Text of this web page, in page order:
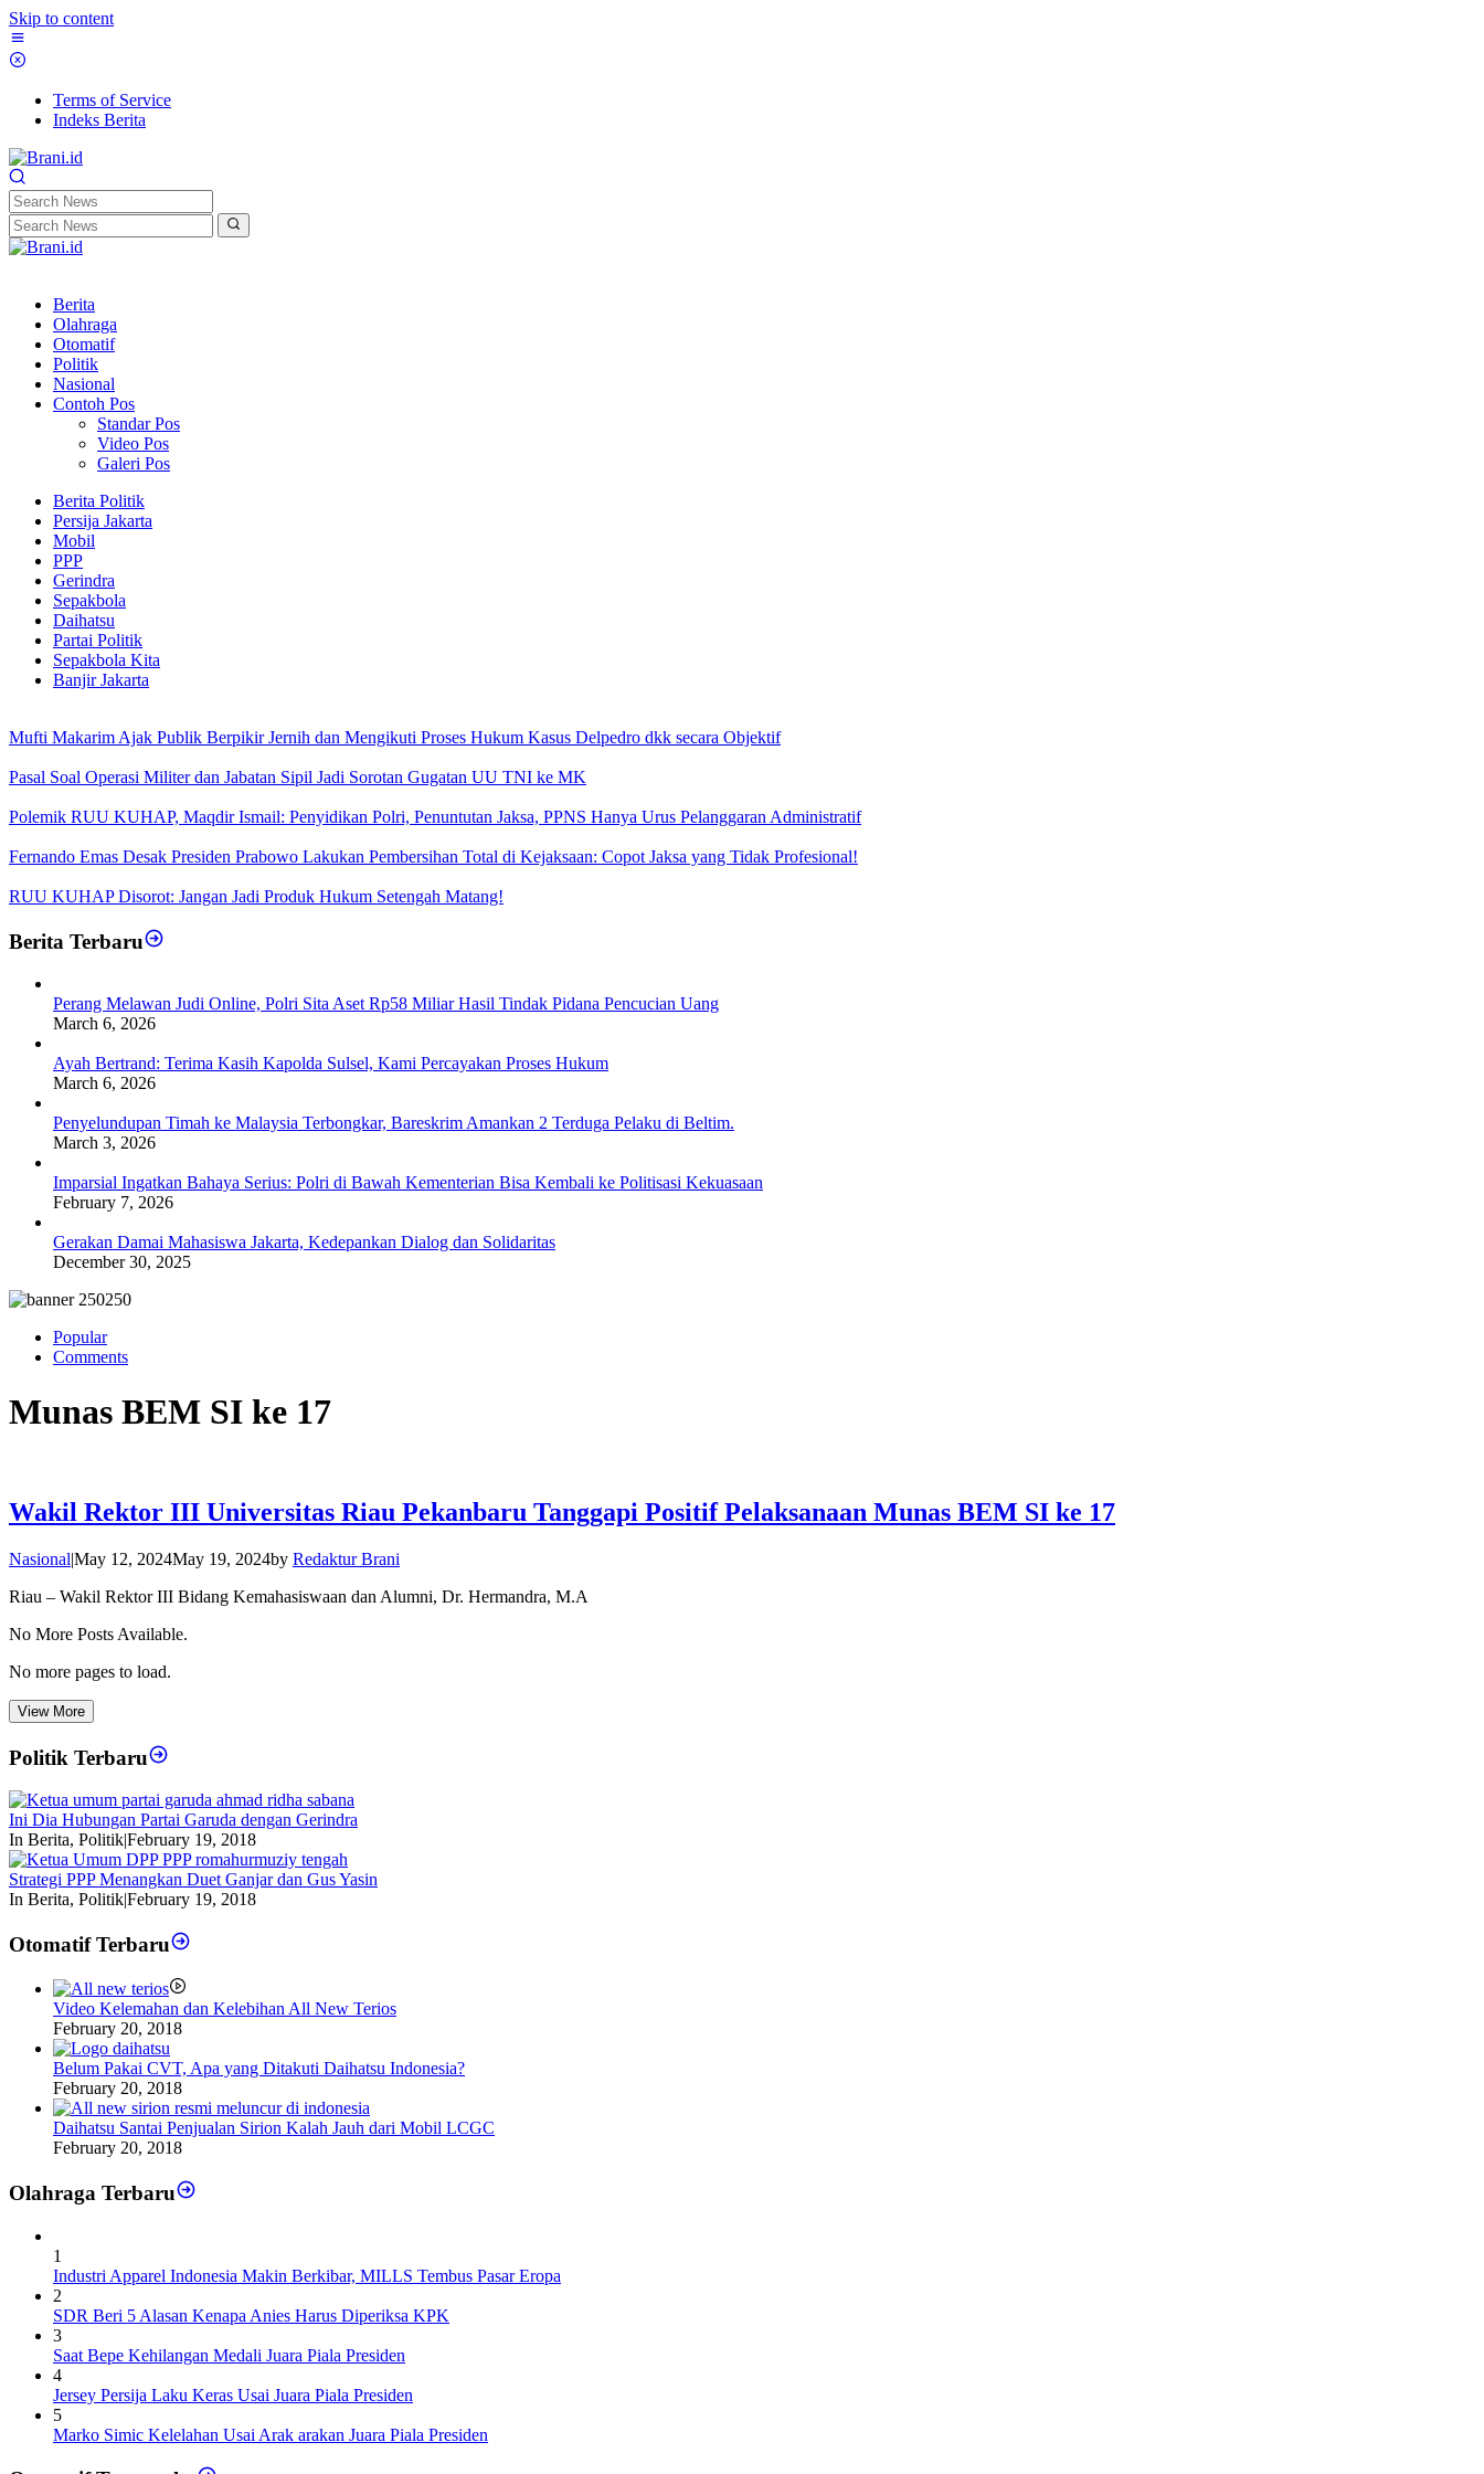
Skip to content
Terms of Service
Indeks Berita
Berita
Olahraga
Otomatif
Politik
Nasional
Contoh Pos
Standar Pos
Video Pos
Galeri Pos
Berita Politik
Persija Jakarta
Mobil
PPP
Gerindra
Sepakbola
Daihatsu
Partai Politik
Sepakbola Kita
Banjir Jakarta
Mufti Makarim Ajak Publik Berpikir Jernih dan Mengikuti Proses Hukum Kasus Delpedro dkk secara Objektif
Pasal Soal Operasi Militer dan Jabatan Sipil Jadi Sorotan Gugatan UU TNI ke MK
Polemik RUU KUHAP, Maqdir Ismail: Penyidikan Polri, Penuntutan Jaksa, PPNS Hanya Urus Pelanggaran Administratif
Fernando Emas Desak Presiden Prabowo Lakukan Pembersihan Total di Kejaksaan: Copot Jaksa yang Tidak Profesional!
RUU KUHAP Disorot: Jangan Jadi Produk Hukum Setengah Matang!
Berita Terbaru
Perang Melawan Judi Online, Polri Sita Aset Rp58 Miliar Hasil Tindak Pidana Pencucian Uang
March 6, 2026
Ayah Bertrand: Terima Kasih Kapolda Sulsel, Kami Percayakan Proses Hukum
March 6, 2026
Penyelundupan Timah ke Malaysia Terbongkar, Bareskrim Amankan 2 Terduga Pelaku di Beltim.
March 3, 2026
Imparsial Ingatkan Bahaya Serius: Polri di Bawah Kementerian Bisa Kembali ke Politisasi Kekuasaan
February 7, 2026
Gerakan Damai Mahasiswa Jakarta, Kedepankan Dialog dan Solidaritas
December 30, 2025
Popular
Comments
Munas BEM SI ke 17
Wakil Rektor III Universitas Riau Pekanbaru Tanggapi Positif Pelaksanaan Munas BEM SI ke 17
Nasional|May 12, 2024May 19, 2024by Redaktur Brani
Riau – Wakil Rektor III Bidang Kemahasiswaan dan Alumni, Dr. Hermandra, M.A
No More Posts Available.
No more pages to load.
View More
Politik Terbaru
Ini Dia Hubungan Partai Garuda dengan Gerindra
In Berita, Politik|February 19, 2018
Strategi PPP Menangkan Duet Ganjar dan Gus Yasin
In Berita, Politik|February 19, 2018
Otomatif Terbaru
Video Kelemahan dan Kelebihan All New Terios
February 20, 2018
Belum Pakai CVT, Apa yang Ditakuti Daihatsu Indonesia?
February 20, 2018
Daihatsu Santai Penjualan Sirion Kalah Jauh dari Mobil LCGC
February 20, 2018
Olahraga Terbaru
1
Industri Apparel Indonesia Makin Berkibar, MILLS Tembus Pasar Eropa
2
SDR Beri 5 Alasan Kenapa Anies Harus Diperiksa KPK
3
Saat Bepe Kehilangan Medali Juara Piala Presiden
4
Jersey Persija Laku Keras Usai Juara Piala Presiden
5
Marko Simic Kelelahan Usai Arak arakan Juara Piala Presiden